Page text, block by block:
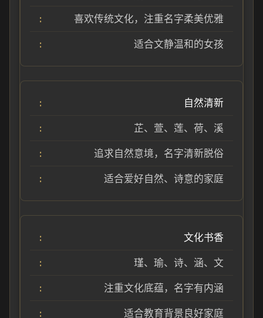
喜欢传统文化，注重名字柔美优雅
适合文静温和的女孩
自然清新
芷、萱、莲、荷、溪
追求自然意境，名字清新脱俗
适合爱好自然、诗意的家庭
文化书香
瑾、瑜、诗、涵、文
注重文化底蕴，名字有内涵
适合教育背景良好家庭